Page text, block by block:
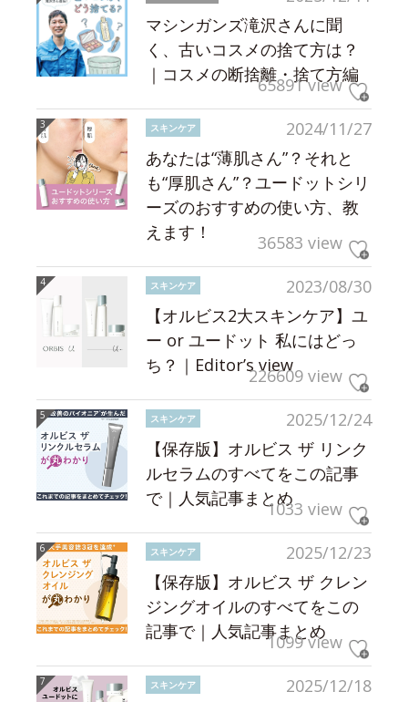
マシンガンズ滝沢さんに聞
く、古いコスメの捨て方は？
｜コスメの断捨離・捨て方編
65891 view
2024/11/27
スキンケア
あなたは“薄肌さん”？それと
も“厚肌さん”？ユードットシリ
ーズのおすすめの使い方、教
えます！
36583 view
2023/08/30
スキンケア
【オルビス2大スキンケア】ユ
ー or ユードット 私にはどっ
ち？｜Editor’s view226609 view
2025/12/24
スキンケア
【保存版】オルビス ザ リンク
ルセラムのすべてをこの記事
で｜人気記事まとめ1033 view
2025/12/23
スキンケア
【保存版】オルビス ザ クレン
ジングオイルのすべてをこの
記事で｜人気記事まとめ
1099 view
2025/12/18
スキンケア